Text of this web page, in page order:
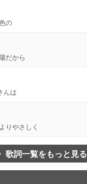
の
だから
んは
りやさしく
歌詞一覧をもっと見る